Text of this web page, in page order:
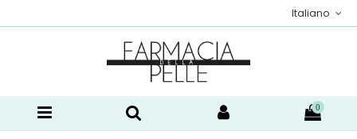
Italiano
0